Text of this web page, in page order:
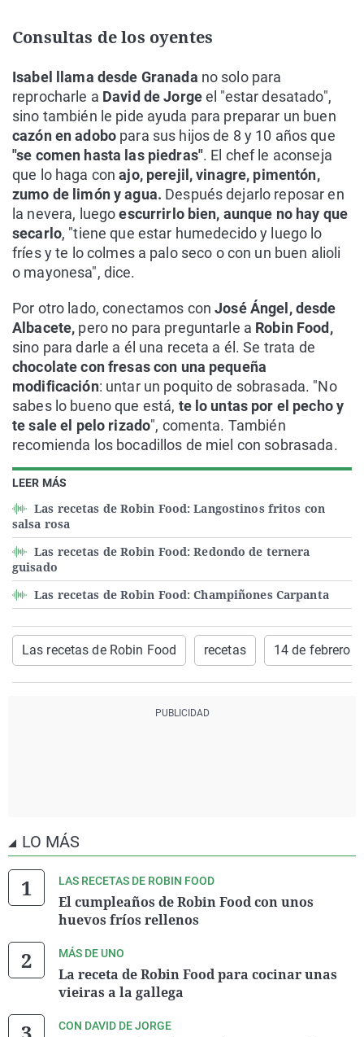
LEER MÁS
Las recetas de Robin Food: Langostinos fritos con
salsa rosa
Las recetas de Robin Food: Redondo de ternera
guisado
Las recetas de Robin Food: Champiñones Carpanta
Consultas de los oyentes
Isabel llama desde Granada no solo para
reprocharle a David de Jorgeel "estar desatado",
sino también le pide ayuda para preparar un buen
cazón en adobo para sus hijos de 8 y 10 años que
"se comen hasta las piedras". El chef le aconseja
que lo haga con ajo, perejil, vinagre, pimentón,
zumo de limón y agua. Después dejarlo reposar en
la nevera, luegoescurrirlo bien, aunque no hay que
secarlo, "tiene que estar humedecido y luego lo
fríes y te lo colmes a palo seco o con un buen alioli
o mayonesa", dice.
Por otro lado, conectamos con José Ángel, desde
Albacete, pero no para preguntarle a Robin Food,
sino para darle a él una receta a él. Se trata de
chocolate con fresas con una pequeña
modificación: untar un poquito de sobrasada. "No
sabes lo bueno que está, te lo untas por el pecho y
te sale el pelo rizado", comenta. También
recomienda los bocadillos de miel con sobrasada.
Las recetas de Robin Food recetas 14 de febrero
LO MÁS
LAS RECETAS DE ROBIN FOOD
El cumpleaños de Robin Food con unos
huevos fríos rellenos
MÁS DE UNO
La receta de Robin Food para cocinar unas
vieiras a la gallega
CON DAVID DE JORGE